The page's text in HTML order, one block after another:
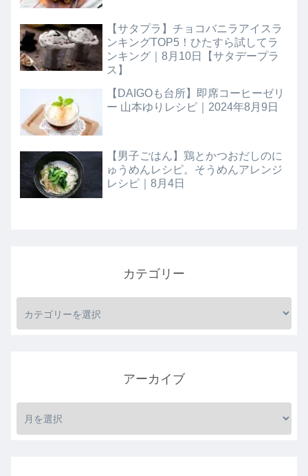
【サタプラ】チョコバニラアイスラ
ンキングTOP5！ひたすら試してラ
ンキング｜8月10日【サタデープラ
ス】
【DAIGOも台所】即席コーヒーゼリ
ー 山本ゆりレシピ｜2024年8月9日
【男子ごはん】鶏とかつおだしのに
ゅうめんレシピ。そうめんアレンジ
レシピ｜8月4日
カテゴリー
アーカイブ